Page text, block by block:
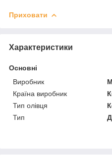
Приховати
Характеристики
Основні
Виробник
Країна виробник
Тип олівця
Тип